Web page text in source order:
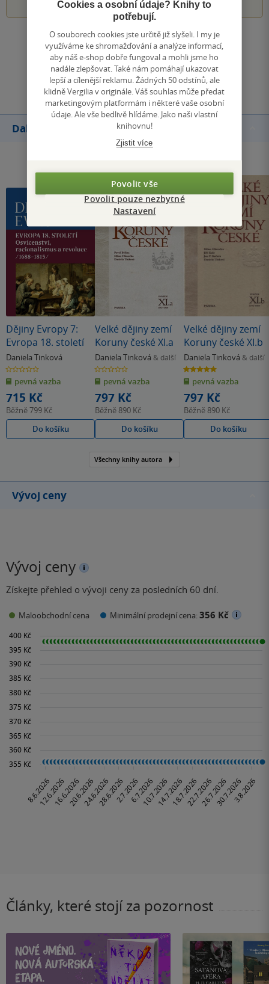
Zobrazit všechna hodnocení
Přidat hodnocení
Další knihy autora
Dějiny Evropy 7:
Evropa 18. století
Daniela Tinková
0.0
z
5
hvězdiček
pevná vazba
715 Kč
Běžně799 Kč
Do košíku
Velké dějiny zemí
Koruny české XI.a
Daniela Tinková & další
0.0
z
5
hvězdiček
pevná vazba
797 Kč
Běžně 890 Kč
Do košíku
Velké dějiny zemí
Koruny české XI.b
Daniela Tinková & další
5.0
z
5
hvězdiček
pevná vazba
797 Kč
Běžně 890 Kč
Do košíku
Všechny knihy autora
Vývoj ceny
Vývoj ceny
Získejte přehled o vývoji ceny za posledních 60 dní.
Maloobchodní cena Minimální prodejní cena:356 Kč
Články, které stojí za pozornost
Cookies a osobní údaje? Knihy to
potřebují.
O souborech cookies jste určitě již slyšeli. I my je
využíváme ke shromažďování a analýze informací,
aby náš e-shop dobře fungoval a mohli jsme ho
nadále zlepšovat. Také nám pomáhají ukazovat
lepší a cílenější reklamu. Žádných 50 odstínů, ale
klidně Vergilia v originále. Váš souhlas může předat
marketingovým platformám i některé vaše osobní
údaje. Ale vše bedlivě hlídáme. Jako naši vlastní
knihovnu!
Zjistit více
Povolit vše
Povolit pouze nezbytné
Nastavení